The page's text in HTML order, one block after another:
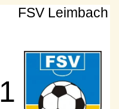
FSV Leimbach
1